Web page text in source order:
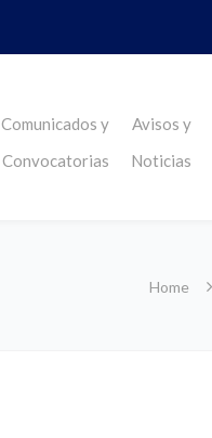
Comunicados y
Convocatorias
Avisos y
Noticias
Home